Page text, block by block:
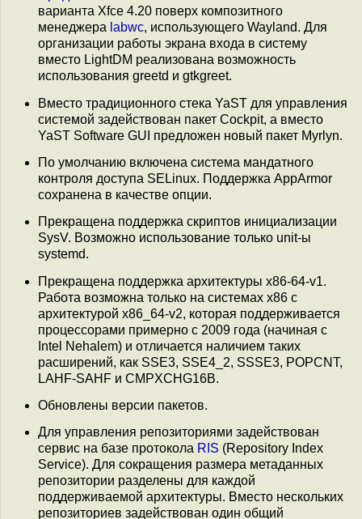
варианта Xfce 4.20 поверх композитного
менеджера labwc, использующего Wayland. Для
организации работы экрана входа в систему
вместо LightDM реализована возможность
использования greetd и gtkgreet.
Вместо традиционного стека YaST для управления
системой задействован пакет Cockpit, а вместо
YaST Software GUI предложен новый пакет Myrlyn.
По умолчанию включена система мандатного
контроля доступа SELinux. Поддержка AppArmor
сохранена в качестве опции.
Прекращена поддержка скриптов инициализации
SysV. Возможно использование только unit-ы
systemd.
Прекращена поддержка архитектуры x86-64-v1.
Работа возможна только на системах x86 с
архитектурой x86_64-v2, которая поддерживается
процессорами примерно с 2009 года (начиная с
Intel Nehalem) и отличается наличием таких
расширений, как SSE3, SSE4_2, SSSE3, POPCNT,
LAHF-SAHF и CMPXCHG16B.
Обновлены версии пакетов.
Для управления репозиториями задействован
сервис на базе протокола RIS (Repository Index
Service). Для сокращения размера метаданных
репозитории разделены для каждой
поддерживаемой архитектуры. Вместо нескольких
репозиториев задействован один общий